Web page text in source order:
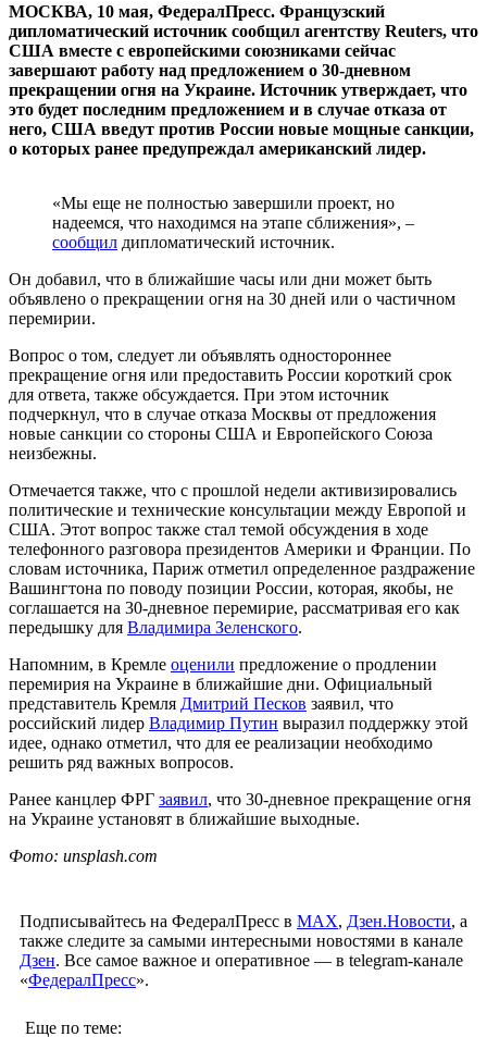
МОСКВА, 10 мая, ФедералПресс. Французский
дипломатический источник сообщил агентству Reuters, что
США вместе с европейскими союзниками сейчас
завершают работу над предложением о 30-дневном
прекращении огня на Украине. Источник утверждает, что
это будет последним предложением и в случае отказа от
него, США введут против России новые мощные санкции,
о которых ранее предупреждал американский лидер.
«Мы еще не полностью завершили проект, но
надеемся, что находимся на этапе сближения», –
сообщил дипломатический источник.
Он добавил, что в ближайшие часы или дни может быть
объявлено о прекращении огня на 30 дней или о частичном
перемирии.
Вопрос о том, следует ли объявлять одностороннее
прекращение огня или предоставить России короткий срок
для ответа, также обсуждается. При этом источник
подчеркнул, что в случае отказа Москвы от предложения
новые санкции со стороны США и Европейского Союза
неизбежны.
Отмечается также, что с прошлой недели активизировались
политические и технические консультации между Европой и
США. Этот вопрос также стал темой обсуждения в ходе
телефонного разговора президентов Америки и Франции. По
словам источника, Париж отметил определенное раздражение
Вашингтона по поводу позиции России, которая, якобы, не
соглашается на 30-дневное перемирие, рассматривая его как
передышку для Владимира Зеленского.
Напомним, в Кремле оценили предложение о продлении
перемирия на Украине в ближайшие дни. Официальный
представитель Кремля Дмитрий Песков заявил, что
российский лидер Владимир Путин выразил поддержку этой
идее, однако отметил, что для ее реализации необходимо
решить ряд важных вопросов.
Ранее канцлер ФРГ заявил, что 30-дневное прекращение огня
на Украине установят в ближайшие выходные.
Фото: unsplash.com
Подписывайтесь на ФедералПресс в МАХ, Дзен.Новости, а
также следите за самыми интересными новостями в канале
Дзен. Все самое важное и оперативное — в telegram-канале
«ФедералПресс».
Еще по теме: